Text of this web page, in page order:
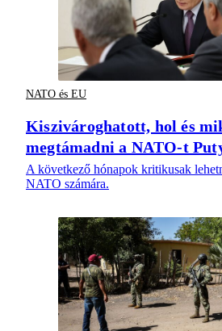
NATO és EU
Kiszivároghatott, hol és
megtámadni a NATO-t
A következő hónapok kritikusak
NATO számára.